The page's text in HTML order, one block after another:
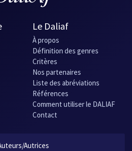
Le Daliaf
À propos
Définition des genres
Critères
Nos partenaires
Liste des abréviations
Références
Comment utiliser le DALIAF
Contact
Autrices